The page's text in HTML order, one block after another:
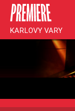
KARLOVY VARY